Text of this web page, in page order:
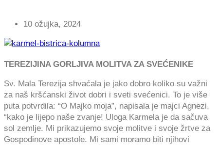
10 ožujka, 2024
TEREZIJINA GORLJIVA MOLITVA ZA SVEĆENIKE
Sv. Mala Terezija shvaćala je jako dobro koliko su važni
za naš kršćanski život dobri i sveti svećenici. To je više
puta potvrdila: “O Majko moja”, napisala je majci Agnezi,
“kako je lijepo naše zvanje! Uloga Karmela je da sačuva
sol zemlje. Mi prikazujemo svoje molitve i svoje žrtve za
Gospodinove apostole. Mi sami moramo biti njihovi